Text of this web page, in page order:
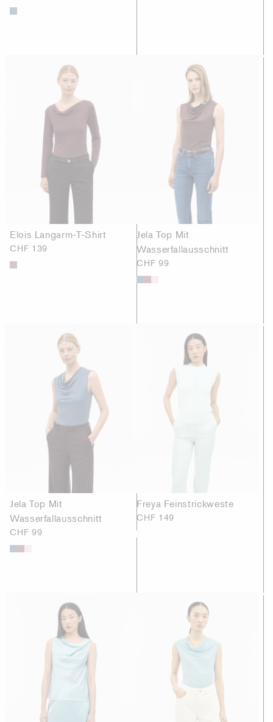
Elois Langarm-T-Shirt
CHF 139
Jela Top Mit
Wasserfallausschnitt
CHF 99
Jela Top Mit
Wasserfallausschnitt
CHF 99
Freya Feinstrickweste
CHF 149